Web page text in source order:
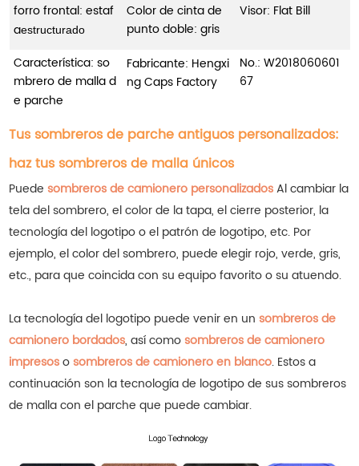
forro frontal: estaf
aestructurado
Color de cinta de
punto doble: gris
Visor: Flat Bill
Característica: so
mbrero de malla d
e parche
Fabricante: Hengxi
ng Caps Factory
No.: W2018060601
67
Tus sombreros de parche antiguos personalizados:
haz tus sombreros de malla únicos
Puede sombreros de camionero personalizadosAl cambiar la
tela del sombrero, el color de la tapa, el cierre posterior, la
tecnología del logotipo o el patrón de logotipo, etc. Por
ejemplo, el color del sombrero, puede elegir rojo, verde, gris,
etc., para que coincida con su equipo favorito o su atuendo.
La tecnología del logotipo puede venir en un sombreros de
camionero bordados, así como sombreros de camionero
impresoso sombreros de camionero en blanco. Estos a
continuación son la tecnología de logotipo de sus sombreros
de malla con el parche que puede cambiar.